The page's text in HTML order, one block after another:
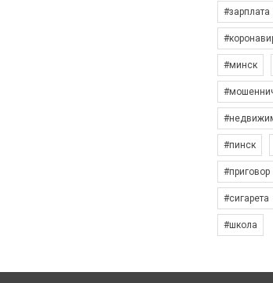
#зарплата
#минск
#пинск
#приговор
#сигарета
#школа